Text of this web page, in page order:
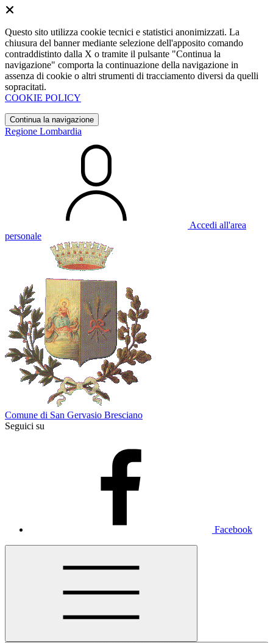
Questo sito utilizza cookie tecnici e statistici anonimizzati. La
chiusura del banner mediante selezione dell'apposito comando
contraddistinto dalla X o tramite il pulsante "Continua la
navigazione" comporta la continuazione della navigazione in
assenza di cookie o altri strumenti di tracciamento diversi da quelli
sopracitati.
COOKIE POLICY
Continua la navigazione
Regione Lombardia
Accedi all'area
personale
Comune di San Gervasio Bresciano
Seguici su
Facebook